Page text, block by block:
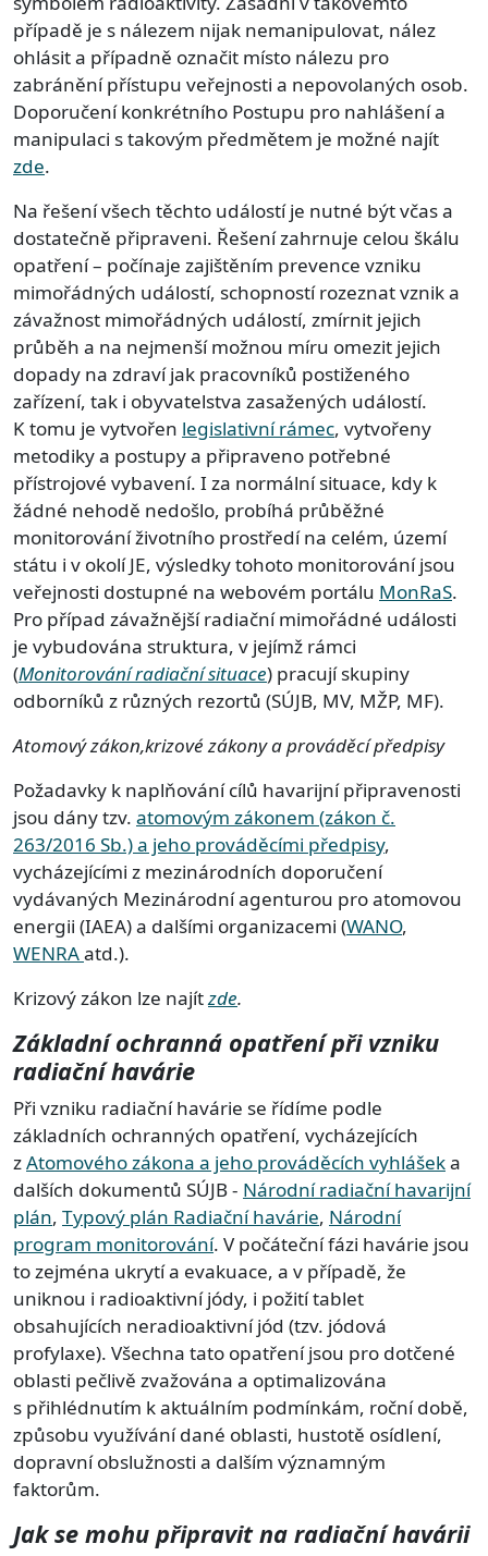
případě je s nálezem nijak nemanipulovat, nález
ohlásit a případně označit místo nálezu pro
zabránění přístupu veřejnosti a nepovolaných osob.
Doporučení konkrétního Postupu pro nahlášení a
manipulaci s takovým předmětem je možné najít
zde.
Na řešení všech těchto událostí je nutné být včas a
dostatečně připraveni. Řešení zahrnuje celou škálu
opatření – počínaje zajištěním prevence vzniku
mimořádných událostí, schopností rozeznat vznik a
závažnost mimořádných událostí, zmírnit jejich
průběh a na nejmenší možnou míru omezit jejich
dopady na zdraví jak pracovníků postiženého
zařízení, tak i obyvatelstva zasažených událostí.
K tomu je vytvořen legislativní rámec, vytvořeny
metodiky a postupy a připraveno potřebné
přístrojové vybavení. I za normální situace, kdy k
žádné nehodě nedošlo, probíhá průběžné
monitorování životního prostředí na celém, území
státu i v okolí JE, výsledky tohoto monitorování jsou
veřejnosti dostupné na webovém portálu MonRaS.
Pro případ závažnější radiační mimořádné události
je vybudována struktura, v jejímž rámci
(Monitorování radiační situace) pracují skupiny
odborníků z různých rezortů (SÚJB, MV, MŽP, MF).
Atomový zákon,krizové zákony a prováděcí předpisy
Požadavky k naplňování cílů havarijní připravenosti
jsou dány tzv. atomovým zákonem (zákon č.
263/2016 Sb.) a jeho prováděcími předpisy,
vycházejícími z mezinárodních doporučení
vydávaných Mezinárodní agenturou pro atomovou
energii (IAEA) a dalšími organizacemi (WANO,
WENRAatd.).
Krizový zákon lze najítzde.
Základní ochranná opatření při vzniku
radiační havárie
Při vzniku radiační havárie se řídíme podle
základních ochranných opatření, vycházejících
zAtomového zákona a jeho prováděcích vyhlášeka
dalších dokumentů SÚJB - Národní radiační havarijní
plán, Typový plán Radiační havárie, Národní
program monitorování. V počáteční fázi havárie jsou
to zejména ukrytí a evakuace, a v případě, že
uniknou i radioaktivní jódy, i požití tablet
obsahujících neradioaktivní jód (tzv. jódová
profylaxe). Všechna tato opatření jsou pro dotčené
oblasti pečlivě zvažována a optimalizována
s přihlédnutím k aktuálním podmínkám, roční době,
způsobu využívání dané oblasti, hustotě osídlení,
dopravní obslužnosti a dalším významným
faktorům.
Jak se mohu připravit na radiační havárii